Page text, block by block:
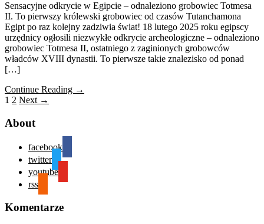
Sensacyjne odkrycie w Egipcie – odnaleziono grobowiec Totmesa
II. To pierwszy królewski grobowiec od czasów Tutanchamona
Egipt po raz kolejny zadziwia świat! 18 lutego 2025 roku egipscy
urzędnicy ogłosili niezwykłe odkrycie archeologiczne – odnaleziono
grobowiec Totmesa II, ostatniego z zaginionych grobowców
władców XVIII dynastii. To pierwsze takie znalezisko od ponad
[…]
Continue Reading →
1 2 Next →
About
facebook
twitter
youtube
rss
Komentarze